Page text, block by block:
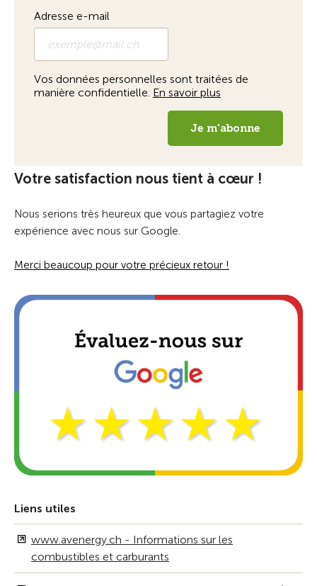
Votre satisfaction nous tient à cœur !
Nous serions très heureux que vous partagiez votre
expérience avec nous sur Google.
Merci beaucoup pour votre précieux retour !
Liens utiles
www.avenergy.ch - Informations sur les
combustibles et carburants